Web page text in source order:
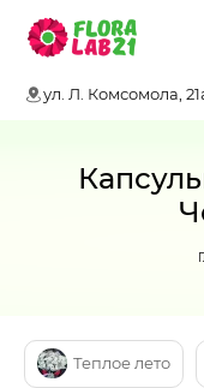
ул. Л. Комсомола,
Теплое лето